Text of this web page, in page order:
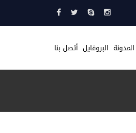
المدونة البروفايل أتصل بنا